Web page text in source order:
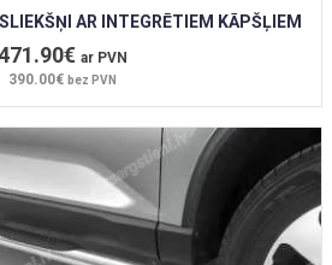
AR INTEGRĒTIEM KĀPŠĻIEM
ar PVN
390.00€ bez PVN